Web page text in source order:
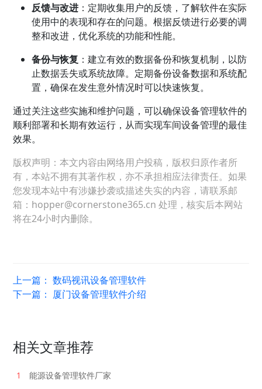
反馈与改进 ：定期收集用户的反馈，了解软件在实际
使用中的表现和存在的问题。根据反馈进行必要的调
整和改进，优化系统的功能和性能。
备份与恢复 ：建立有效的数据备份和恢复机制，以防
止数据丢失或系统故障。定期备份设备数据和系统配
置，确保在发生意外情况时可以快速恢复。
通过关注这些实施和维护问题，可以确保设备管理软件的
顺利部署和长期有效运行，从而实现车间设备管理的最佳
效果。
版权声明：本文内容由网络用户投稿，版权归原作者所
有，本站不拥有其著作权，亦不承担相应法律责任。如果
您发现本站中有涉嫌抄袭或描述失实的内容，请联系邮
箱：hopper@cornerstone365.cn 处理，核实后本网站
将在24小时内删除。
上一篇：数码视讯设备管理软件
下一篇： 厦门设备管理软件介绍
相关文章推荐
1
能源设备管理软件厂家